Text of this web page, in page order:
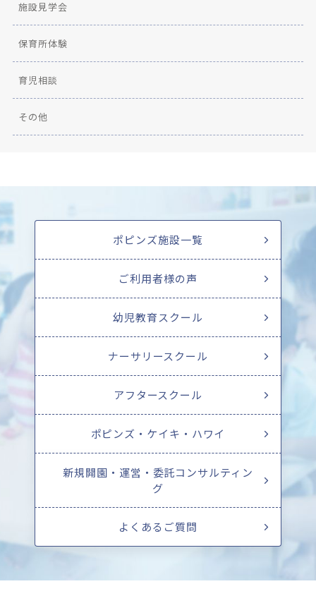
施設見学会
保育所体験
育児相談
その他
ポピンズ施設一覧
ご利用者様の声
幼児教育スクール
ナーサリースクール
アフタースクール
ポピンズ・ケイキ・ハワイ
新規開園・運営・委託コンサルティン
グ
よくあるご質問